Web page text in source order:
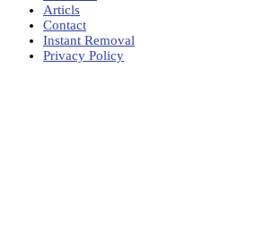
Articls
Contact
Instant Removal
Privacy Policy